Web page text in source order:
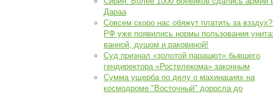
Дараа
Совсем скоро нас обяжут платить за
РФ уже появились нормы пользования
ванной, душом и раковиной!
Суд признал «золотой парашют» бывшего
гендиректора «Ростелекома» законным
Сумма ущерба по делу о махинациях на
космодроме "Восточный" доросла до